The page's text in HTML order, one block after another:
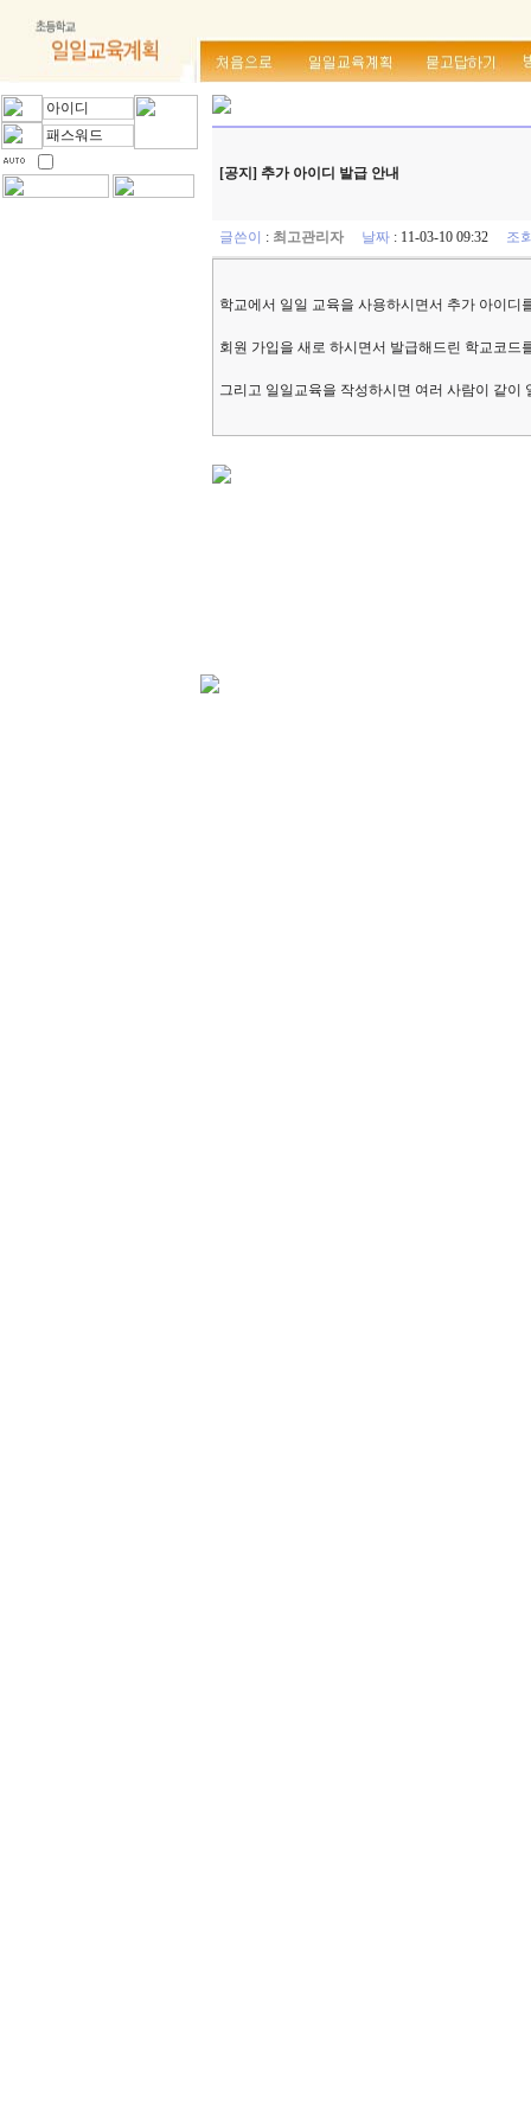
[공지] 추가 아이디 발급 안내
글쓴이 : 최고관리자 날짜 : 11-03-10 09:32 조
학교에서 일일 교육을 사용하시면서 추가 아이디
회원 가입을 새로 하시면서 발급해드린 학교코
그리고 일일교육을 작성하시면 여러 사람이 같